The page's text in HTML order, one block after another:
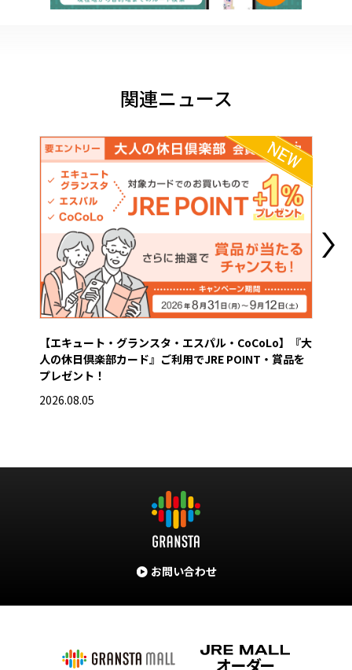
関連ニュース
【エキュート・グランスタ・エスパル・CoCoLo】『大
人の休日倶楽部カード』ご利用でJRE POINT・賞品を
プレゼント！
2026.08.05
お問い合わせ